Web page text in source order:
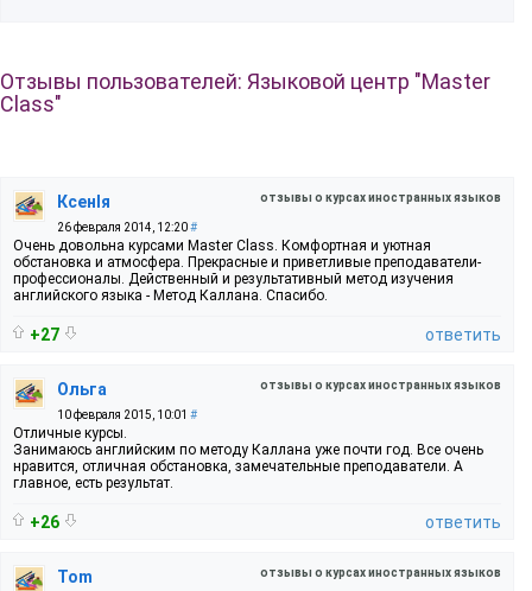
Отзывы пользователей: Языковой центр "Master
Class"
отзывы о курсах иностранных языков
КсенIя
26 февраля 2014, 12:20#
Очень довольна курсами Master Class. Комфортная и уютная
обстановка и атмосфера. Прекрасные и приветливые преподаватели-
профессионалы. Действенный и результативный метод изучения
английского языка - Метод Каллана. Спасибо.
+27 ответить
отзывы о курсах иностранных языков
Ольга
10 февраля 2015, 10:01 #
Отличные курсы.
Занимаюсь английским по методу Каллана уже почти год. Все очень
нравится, отличная обстановка, замечательные преподаватели. А
главное, есть результат.
+26 ответить
отзывы о курсах иностранных языков
Tom